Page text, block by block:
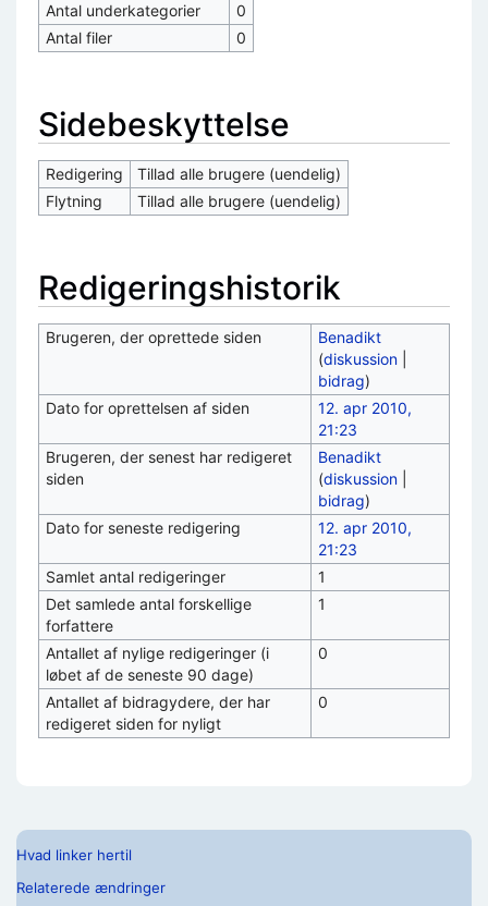
Antal underkategorier
0
Antal filer
0
Sidebeskyttelse
Redigering
Tillad alle brugere (uendelig)
Flytning
Tillad alle brugere (uendelig)
Redigeringshistorik
Brugeren, der oprettede siden
Benadikt
(diskussion|
bidrag)
Dato for oprettelsen af siden
12. apr 2010,
21:23
Brugeren, der senest har redigeret
siden
Benadikt
(diskussion|
bidrag)
Dato for seneste redigering
12. apr 2010,
21:23
Samlet antal redigeringer
1
Det samlede antal forskellige
forfattere
1
Antallet af nylige redigeringer (i
løbet af de seneste 90 dage)
0
Antallet af bidragydere, der har
redigeret siden for nyligt
0
Hvad linker hertil
Relaterede ændringer